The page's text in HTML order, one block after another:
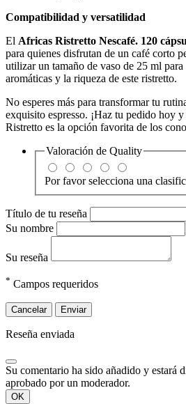
Compatibilidad y versatilidad
El Africas Ristretto Nescafé. 120
para quienes disfrutan de un café corto
utilizar un tamaño de vaso de 25 ml para
aromáticas y la riqueza de este ristretto.
No esperes más para transformar tu
exquisito espresso. ¡Haz tu pedido hoy
Ristretto es la opción favorita de los
Valoración de Quality
Por favor selecciona una
Título de tu reseña
Su nombre
Su reseña
* Campos requeridos
Cancelar Enviar
Reseña enviada
Su comentario ha sido añadido y estará
aprobado por un moderador.
OK